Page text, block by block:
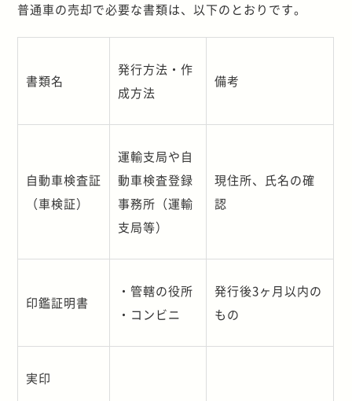
普通車の売却で必要な書類は、以下のとおりです。
書類名
発行方法・作
成方法
備考
自動車検査証
（車検証）
運輸支局や自
動車検査登録
事務所（運輸
支局等）
現住所、氏名の確
認
印鑑証明書
・管轄の役所
・コンビニ
発行後3ヶ月以内の
もの
実印